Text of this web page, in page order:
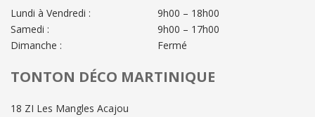
Lundi à Vendredi :
Samedi :
Dimanche :
9h00 – 18h00
9h00 – 17h00
Fermé
TONTON DÉCO MARTINIQUE
18 ZI Les Mangles Acajou